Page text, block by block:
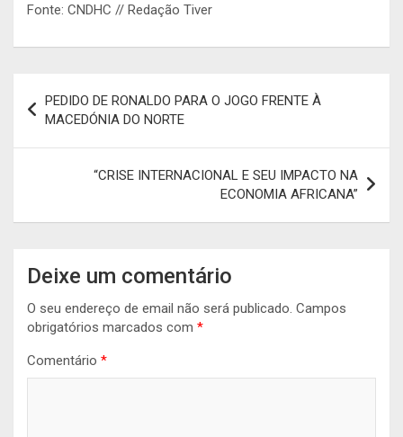
Fonte: CNDHC // Redação Tiver
de
artigos
PEDIDO DE RONALDO PARA O JOGO FRENTE À
MACEDÓNIA DO NORTE
“CRISE INTERNACIONAL E SEU IMPACTO NA
ECONOMIA AFRICANA”
Deixe um comentário
O seu endereço de email não será publicado. Campos
obrigatórios marcados com *
Comentário *